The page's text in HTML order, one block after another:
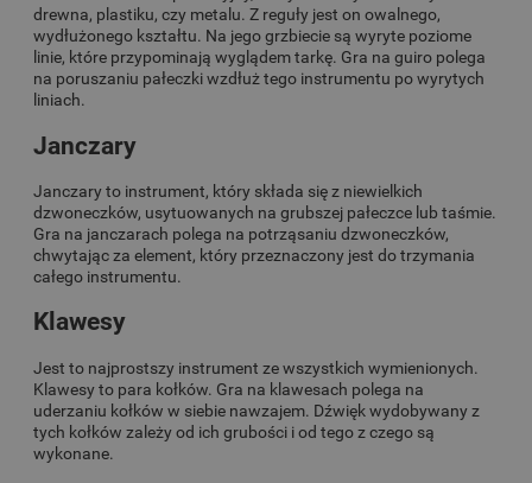
drewna, plastiku, czy metalu. Z reguły jest on owalnego,
wydłużonego kształtu. Na jego grzbiecie są wyryte poziome
linie, które przypominają wyglądem tarkę. Gra na guiro polega
na poruszaniu pałeczki wzdłuż tego instrumentu po wyrytych
liniach.
Janczary
Janczary to instrument, który składa się z niewielkich
dzwoneczków, usytuowanych na grubszej pałeczce lub taśmie.
Gra na janczarach polega na potrząsaniu dzwoneczków,
chwytając za element, który przeznaczony jest do trzymania
całego instrumentu.
Klawesy
Jest to najprostszy instrument ze wszystkich wymienionych.
Klawesy to para kołków. Gra na klawesach polega na
uderzaniu kołków w siebie nawzajem. Dźwięk wydobywany z
tych kołków zależy od ich grubości i od tego z czego są
wykonane.